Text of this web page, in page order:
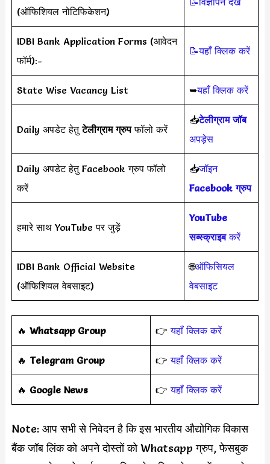
(ऑफिशियल नोटिफिकेशन)
IDBI Bank Application Forms (आवेदन
फॉर्म):-
📝यहाँ क्लिक करें
State Wise Vacancy List ➥यहाँ क्लिक करें
Daily अपडेट हेतुटेलीग्राम ग्रुपफॉलो करें
📥टेलीग्राम जॉब
अपड़ेस
Daily अपडेट हेतु Facebook ग्रुप फॉलो
करें
📥जॉइन
Facebook ग्रुप
हमारे साथ YouTube पर जुड़ें
YouTube
सब्स्क्राइबकरें
IDBI Bank Official Website
(ऑफिशियल वेबसाइट)
🌐ऑफिसियल
वेबसाइट
‎️‍🔥 Whatsapp Group 👉यहाँ क्लिक करें
‎️‍🔥 Telegram Group 👉यहाँ क्लिक करें
️‍🔥 Google News 👉 यहाँ क्लिक करें
Note: आप सभी से निवेदन है कि इस भारतीय औद्योगिक विकास
बैंक जॉब लिंक को अपने दोस्तों को Whatsapp ग्रुप, फेसबुक